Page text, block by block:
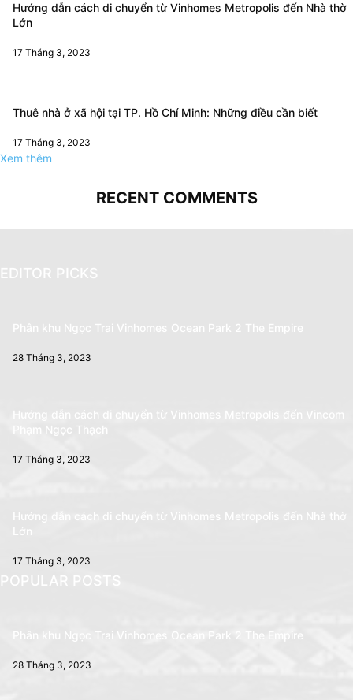
Hướng dẫn cách di chuyển từ Vinhomes Metropolis đến Nhà thờ
Lớn
17 Tháng 3, 2023
Thuê nhà ở xã hội tại TP. Hồ Chí Minh: Những điều cần biết
17 Tháng 3, 2023
Xem thêm
RECENT COMMENTS
EDITOR PICKS
Phân khu Ngọc Trai Vinhomes Ocean Park 2 The Empire
28 Tháng 3, 2023
Hướng dẫn cách di chuyển từ Vinhomes Metropolis đến Vincom
Phạm Ngọc Thạch
17 Tháng 3, 2023
Hướng dẫn cách di chuyển từ Vinhomes Metropolis đến Nhà thờ
Lớn
17 Tháng 3, 2023
POPULAR POSTS
Phân khu Ngọc Trai Vinhomes Ocean Park 2 The Empire
28 Tháng 3, 2023